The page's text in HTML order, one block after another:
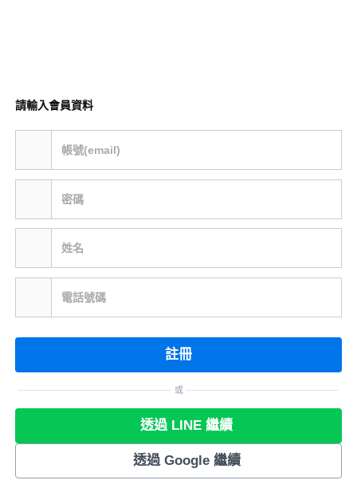
請輸入會員資料
帳號(email)
密碼
姓名
電話號碼
註冊
或
透過 LINE 繼續
透過 Google 繼續